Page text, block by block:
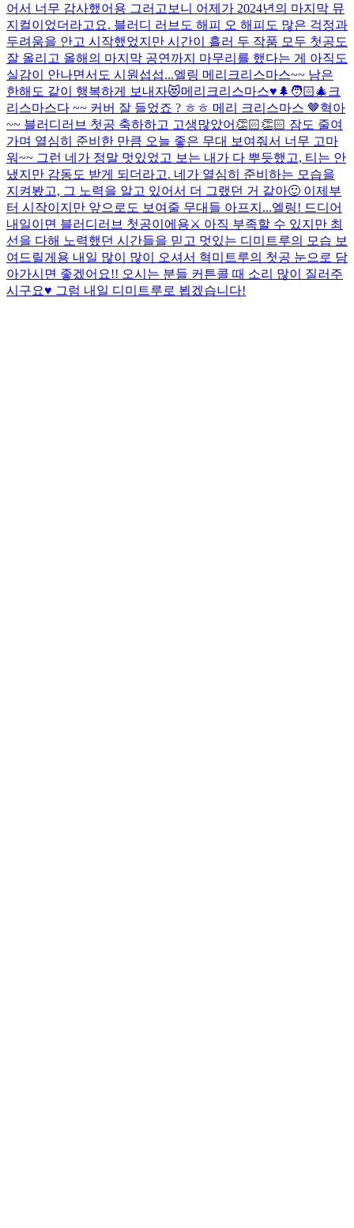
어서 너무 감사했어용 그러고보니 어제가 2024년의 마지막 뮤
지컬이었더라고요. 블러디 러브도 해피 오 해피도 많은 걱정과
두려움을 안고 시작했었지만 시간이 흘러 두 작품 모두 첫공도
잘 올리고 올해의 마지막 공연까지 마무리를 했다는 게 아직도
실감이 안나면서도 시원섭섭...엘링 메리크리스마스~~ 남은
한해도 같이 행복하게 보내자😻메리크리스마스♥️🌲🧑🏻‍🎄 크
리스마스다 ~~ 커버 잘 들었죠 ? ㅎㅎ 메리 크리스마스 🤎혁아
~~ 블러디러브 첫공 축하하고 고생많았어👏🏻👏🏻 잠도 줄여
가며 열심히 준비한 만큼 오늘 좋은 무대 보여줘서 너무 고마
워~~ 그런 네가 정말 멋있었고 보는 내가 다 뿌듯했고, 티는 안
냈지만 감동도 받게 되더라고. 네가 열심히 준비하는 모습을
지켜봤고, 그 노력을 알고 있어서 더 그랬던 거 같아🙂 이제부
터 시작이지만 앞으로도 보여줄 무대들 아프지...엘링! 드디어
내일이면 블러디러브 첫공이에용⚔️ 아직 부족할 수 있지만 최
선을 다해 노력했던 시간들을 믿고 멋있는 디미트루의 모습 보
여드릴게용 내일 많이 많이 오셔서 혁미트루의 첫공 눈으로 담
아가시면 좋겠어요!! 오시는 분들 커튼콜 때 소리 많이 질러주
시구요♥ 그럼 내일 디미트루로 뵙겠습니다!